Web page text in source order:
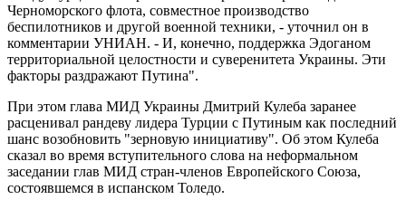
Черноморского флота, совместное производство
беспилотников и другой военной техники, - уточнил он в
комментарии УНИАН. - И, конечно, поддержка Эдоганом
территориальной целостности и суверенитета Украины. Эти
факторы раздражают Путина".
При этом глава МИД Украины Дмитрий Кулеба заранее
расценивал рандеву лидера Турции с Путиным как последний
шанс возобновить "зерновую инициативу". Об этом Кулеба
сказал во время вступительного слова на неформальном
заседании глав МИД стран-членов Европейского Союза,
состоявшемся в испанском Толедо.